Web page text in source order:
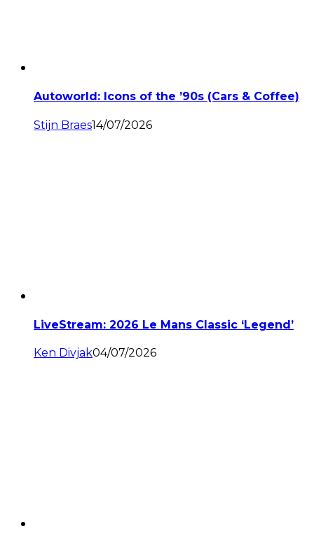
Autoworld: Icons of the ’90s (Cars & Coffee)
Stijn Braes14/07/2026
LiveStream: 2026 Le Mans Classic ‘Legend’
Ken Divjak04/07/2026